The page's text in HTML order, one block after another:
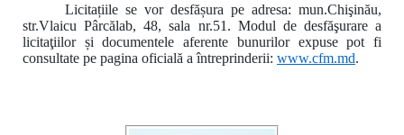
Licitațiile se vor desfășura pe adresa: mun.Chişinău,
str.Vlaicu Pârcălab, 48, sala nr.51. Modul de desfăşurare a
licitaţiilor și documentele aferente bunurilor expuse pot fi
consultate pe pagina oficială a întreprinderii: www.cfm.md.